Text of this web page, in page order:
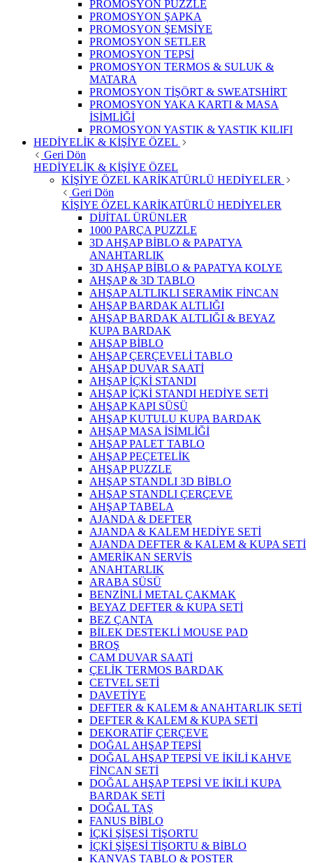
PROMOSYON PUZZLE
PROMOSYON ŞAPKA
PROMOSYON ŞEMSİYE
PROMOSYON SETLER
PROMOSYON TEPSİ
PROMOSYON TERMOS & SULUK &
MATARA
PROMOSYON TİŞÖRT & SWEATSHİRT
PROMOSYON YAKA KARTI & MASA
İSİMLİĞİ
PROMOSYON YASTIK & YASTIK KILIFI
HEDİYELİK & KİŞİYE ÖZEL
Geri Dön
HEDİYELİK & KİŞİYE ÖZEL
KİŞİYE ÖZEL KARİKATÜRLÜ HEDİYELER
Geri Dön
KİŞİYE ÖZEL KARİKATÜRLÜ HEDİYELER
DİJİTAL ÜRÜNLER
1000 PARÇA PUZZLE
3D AHŞAP BİBLO & PAPATYA
ANAHTARLIK
3D AHŞAP BİBLO & PAPATYA KOLYE
AHŞAP & 3D TABLO
AHŞAP ALTLIKLI SERAMİK FİNCAN
AHŞAP BARDAK ALTLIĞI
AHŞAP BARDAK ALTLIĞI & BEYAZ
KUPA BARDAK
AHŞAP BİBLO
AHŞAP ÇERÇEVELİ TABLO
AHŞAP DUVAR SAATİ
AHŞAP İÇKİ STANDI
AHŞAP İÇKİ STANDI HEDİYE SETİ
AHŞAP KAPI SÜSÜ
AHŞAP KUTULU KUPA BARDAK
AHŞAP MASA İSİMLİĞİ
AHŞAP PALET TABLO
AHŞAP PEÇETELİK
AHŞAP PUZZLE
AHŞAP STANDLI 3D BİBLO
AHŞAP STANDLI ÇERÇEVE
AHŞAP TABELA
AJANDA & DEFTER
AJANDA & KALEM HEDİYE SETİ
AJANDA DEFTER & KALEM & KUPA SETİ
AMERİKAN SERVİS
ANAHTARLIK
ARABA SÜSÜ
BENZİNLİ METAL ÇAKMAK
BEYAZ DEFTER & KUPA SETİ
BEZ ÇANTA
BİLEK DESTEKLİ MOUSE PAD
BROŞ
CAM DUVAR SAATİ
ÇELİK TERMOS BARDAK
CETVEL SETİ
DAVETİYE
DEFTER & KALEM & ANAHTARLIK SETİ
DEFTER & KALEM & KUPA SETİ
DEKORATİF ÇERÇEVE
DOĞAL AHŞAP TEPSİ
DOĞAL AHŞAP TEPSİ VE İKİLİ KAHVE
FİNCAN SETİ
DOĞAL AHŞAP TEPSİ VE İKİLİ KUPA
BARDAK SETİ
DOĞAL TAŞ
FANUS BİBLO
İÇKİ ŞİŞESİ TİŞORTU
İÇKİ ŞİŞESİ TİŞORTU & BİBLO
KANVAS TABLO & POSTER